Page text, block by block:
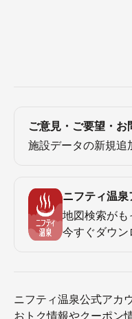
ご意見・ご要望・お
施設データの新規追
ニフティ温泉
地図検索がも
今すぐダウン
ニフティ温泉公式アカ
おトク情報やクーポン